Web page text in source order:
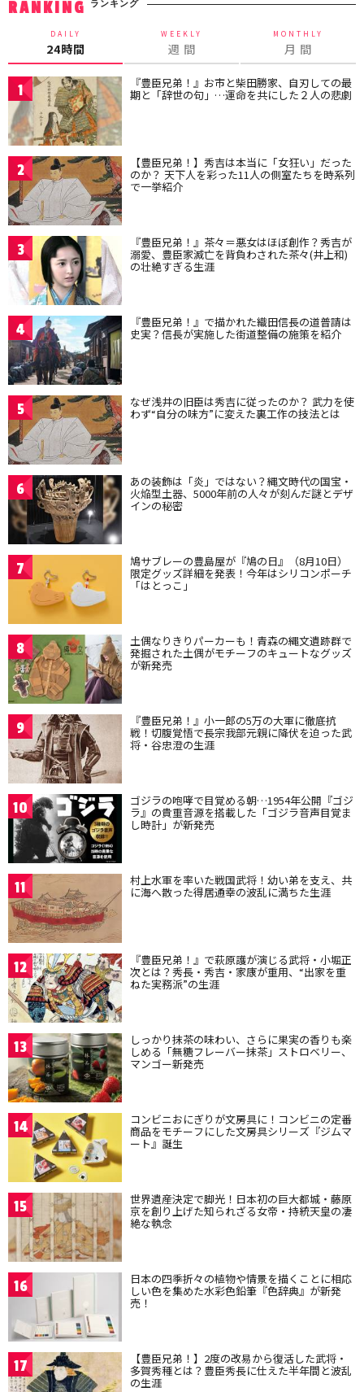
RANKING ランキング
DAILY
24時間
WEEKLY
週 間
MONTHLY
月 間
1 『豊臣兄弟！』お市と柴田勝家、自刃しての最
期と「辞世の句」…運命を共にした２人の悲劇
2 【豊臣兄弟！】秀吉は本当に「女狂い」だった
のか？ 天下人を彩った11人の側室たちを時系列
で一挙紹介
3 『豊臣兄弟！』茶々＝悪女はほぼ創作？秀吉が
溺愛、豊臣家滅亡を背負わされた茶々(井上和)
の壮絶すぎる生涯
4 『豊臣兄弟！』で描かれた織田信長の道普請は
史実？信長が実施した街道整備の施策を紹介
5 なぜ浅井の旧臣は秀吉に従ったのか？ 武力を使
わず“自分の味方”に変えた裏工作の技法とは
6 あの装飾は「炎」ではない？縄文時代の国宝・
火焔型土器、5000年前の人々が刻んだ謎とデザ
インの秘密
7 鳩サブレーの豊島屋が『鳩の日』（8月10日）
限定グッズ詳細を発表！今年はシリコンポーチ
「はとっこ」
8 土偶なりきりパーカーも！青森の縄文遺跡群で
発掘された土偶がモチーフのキュートなグッズ
が新発売
9 『豊臣兄弟！』小一郎の5万の大軍に徹底抗
戦！切腹覚悟で長宗我部元親に降伏を迫った武
将・谷忠澄の生涯
10 ゴジラの咆哮で目覚める朝…1954年公開『ゴジ
ラ』の貴重音源を搭載した「ゴジラ音声目覚ま
し時計」が新発売
11 村上水軍を率いた戦国武将！幼い弟を支え、共
に海へ散った得居通幸の波乱に満ちた生涯
12 『豊臣兄弟！』で萩原護が演じる武将・小堀正
次とは？秀長・秀吉・家康が重用、“出家を重
ねた実務派”の生涯
13 しっかり抹茶の味わい、さらに果実の香りも楽
しめる「無糖フレーバー抹茶」ストロベリー、
マンゴー新発売
14 コンビニおにぎりが文房具に！コンビニの定番
商品をモチーフにした文房具シリーズ『ジムマ
ート』誕生
15 世界遺産決定で脚光！日本初の巨大都城・藤原
京を創り上げた知られざる女帝・持統天皇の凄
絶な執念
16 日本の四季折々の植物や情景を描くことに相応
しい色を集めた水彩色鉛筆『色辞典』が新発
売！
17 【豊臣兄弟！】2度の改易から復活した武将・
多賀秀種とは？豊臣秀長に仕えた半年間と波乱
の生涯